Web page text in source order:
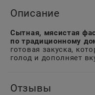
Описание
Сытная, мясистая
по традиционному
готовая закуска,
голод и дополняет
Отзывы